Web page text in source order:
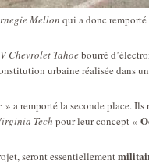
Mellon qui a donc remporté
Chevrolet Tahoebourré
urbaine réalisée dans
» a remporté la seconde place. Ils
Tech pour leur concept «
seront essentiellement